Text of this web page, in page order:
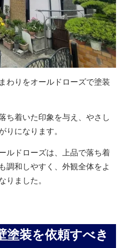
わりをオールドローズで塗装
ち着いた印象を与え、やさし
りになります。
ルドローズは、上品で落ち着
調和しやすく、外観全体をよ
りました。
塗装を依頼すべき